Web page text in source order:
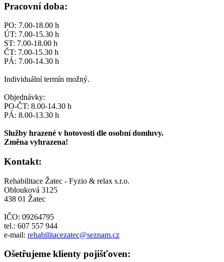
Pracovní doba:
PO: 7.00-18.00 h
ÚT: 7.00-15.30 h
ST: 7.00-18.00 h
ČT: 7.00-15.30 h
PÁ: 7.00-14.30 h
Individuální termín možný.
Objednávky:
PO-ČT: 8.00-14.30 h
PÁ: 8.00-13.30 h
Služby hrazené v hotovosti dle osobní domluvy.
Změna vyhrazena!
Kontakt:
Rehabilitace Žatec - Fyzio & relax s.r.o.
Oblouková 3125
438 01 Žatec
IČO: 09264795
tel.: 607 557 944
e-mail: rehabilitacezatec@seznam.cz
Ošetřujeme klienty pojišťoven: